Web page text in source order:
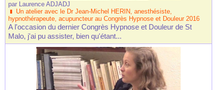
par Laurence ADJADJ
Un atelier avec le Dr Jean-Michel HERIN, anesthésiste,
hypnothérapeute, acupuncteur au Congrès Hypnose et Douleur 2016
A l'occasion du dernier Congrès Hypnose et Douleur de St
Malo, j'ai pu assister, bien qu'étant...